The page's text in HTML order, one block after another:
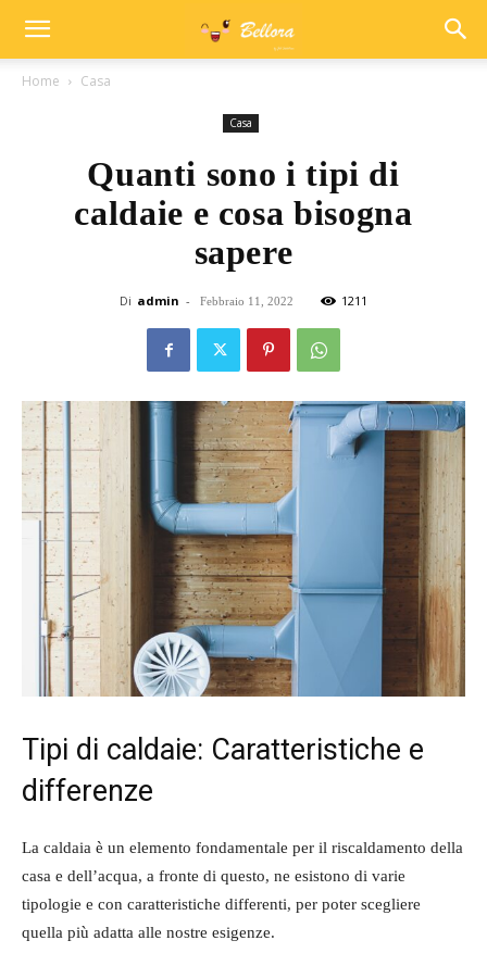
Home Casa
Casa
Quanti sono i tipi di
caldaie e cosa bisogna
sapere
Di admin - Febbraio 11, 2022 1211
Tipi di caldaie: Caratteristiche e
differenze
La caldaia è un elemento fondamentale per il riscaldamento della
casa e dell’acqua, a fronte di questo, ne esistono di varie
tipologie e con caratteristiche differenti, per poter scegliere
quella più adatta alle nostre esigenze.